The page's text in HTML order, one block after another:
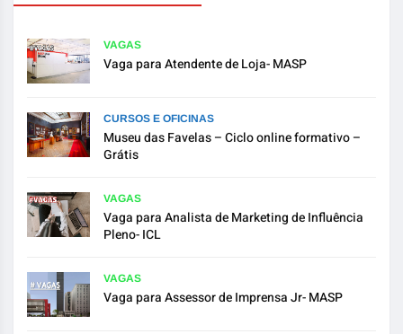
VAGAS
Vaga para Atendente de Loja- MASP
CURSOS E OFICINAS
Museu das Favelas – Ciclo online formativo –
Grátis
VAGAS
Vaga para Analista de Marketing de Influência
Pleno- ICL
VAGAS
Vaga para Assessor de Imprensa Jr- MASP